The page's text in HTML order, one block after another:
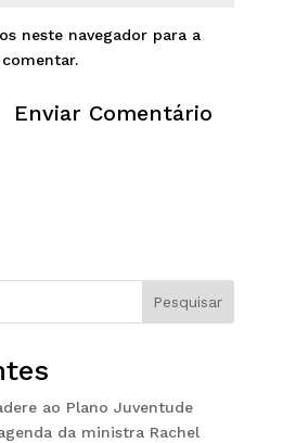
neste navegador para a
Pesquisar
ao Plano Juventude
da ministra Rachel